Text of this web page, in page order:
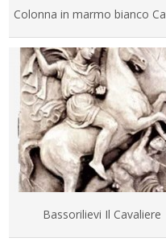
Colonna in marmo bianco
Bassorilievi Il Cavaliere